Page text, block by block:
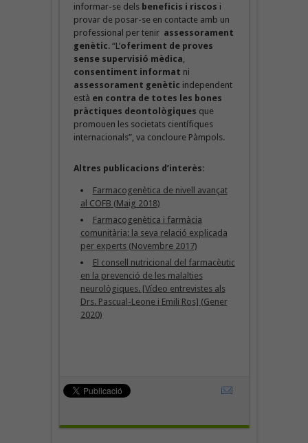
informar-se dels beneficis i riscos i
provar de posar-se en contacte amb un
professional per tenir assessorament
genètic. “L’oferiment de proves
sense supervisió mèdica,
consentiment informat ni
assessorament genètic independent
està en contra de totes les bones
pràctiques deontològiques que
promouen les societats científiques
internacionals”, va concloure Pàmpols.
Altres publicacions d’interès:
Farmacogenètica de nivell avançat
al COFB (Maig 2018)
Farmacogenètica i farmàcia
comunitària: la seva relació explicada
per experts (Novembre 2017)
El consell nutricional del farmacèutic
en la prevenció de les malalties
neurològiques. [Vídeo entrevistes als
Drs. Pascual-Leone i Emili Ros] (Gener
2020)